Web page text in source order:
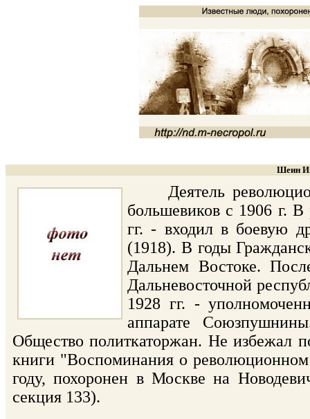
Шеин
Деятель
большевиков с 1906 г.
гг. - входил в боевую
(1918). В годы
Дальнем Востоке.
Дальневосточной
1928 гг. -
аппарате
Общество политкаторжан. Не избежал
книги "Воспоминания о
году, похоронен в Москве на
секция 133).